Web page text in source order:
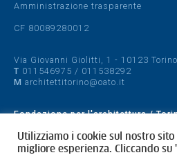
Amministrazione trasparente
CF 80089280012
Via Giovanni Giolitti, 1 - 10123 Torino
T 011546975 / 011538292
M architettitorino@oato.it
Fondazione per l'architettura /
Designed by quattrolinee.it
Utilizziamo i cookie sul nostro
migliore esperienza. Cliccando su